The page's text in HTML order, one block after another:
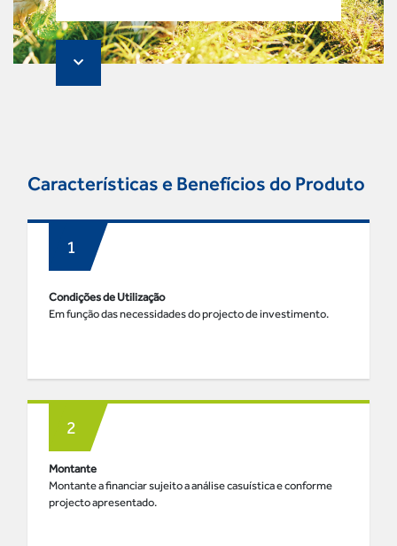
Características e Benefícios do Produto
Condições de Utilização
Em função das necessidades do projecto de investimento.
Montante
Montante a financiar sujeito a análise casuística e conforme
projecto apresentado.